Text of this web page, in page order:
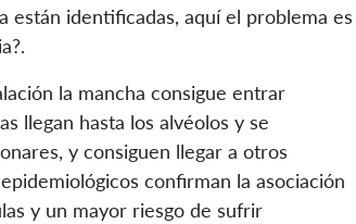
están identificadas, aquí el problema es
la mancha consigue entrar
llegan hasta los alvéolos y se
y consiguen llegar a otros
confirman la asociación
y un mayor riesgo de sufrir